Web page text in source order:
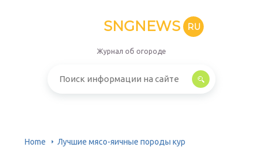
SNGNEWS RU
Журнал об огороде
Home Лучшие мясо-яичные породы кур